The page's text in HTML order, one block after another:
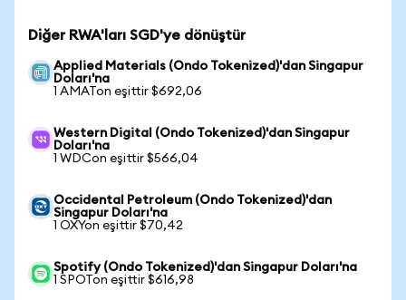
Diğer RWA'ları SGD'ye dönüştür
Applied Materials (Ondo Tokenized)'dan Singapur
Doları'na
1 AMATon eşittir $692,06
Western Digital (Ondo Tokenized)'dan Singapur
Doları'na
1 WDCon eşittir $566,04
Occidental Petroleum (Ondo Tokenized)'dan
Singapur Doları'na
1 OXYon eşittir $70,42
Spotify (Ondo Tokenized)'dan Singapur Doları'na
1 SPOTon eşittir $616,98